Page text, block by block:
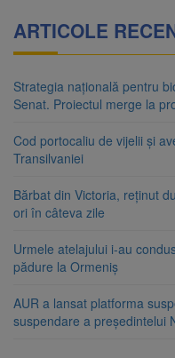
ARTICOLE
Strategia națională pentru
Senat. Proiectul merge la
Cod portocaliu de vijelii și
Transilvaniei
Bărbat din Victoria, reținut
ori în câteva zile
Urmele atelajului i-au
pădure la Ormeniș
AUR a lansat platforma
suspendare a președintelui